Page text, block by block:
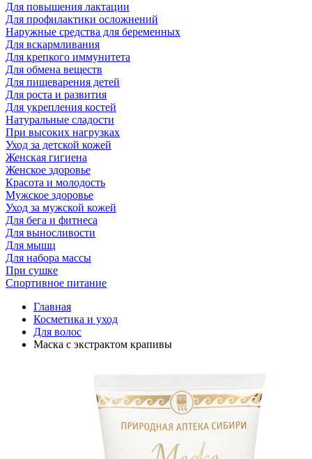
Для повышения лактации
Для профилактики осложнений
Наружные средства для беременных
Для вскармливания
Для крепкого иммунитета
Для обмена веществ
Для пищеварения детей
Для роста и развития
Для укрепления костей
Натуральные сладости
При высоких нагрузках
Уход за детской кожей
Женская гигиена
Женское здоровье
Красота и молодость
Мужское здоровье
Уход за мужской кожей
Для бега и фитнеса
Для выносливости
Для мышц
Для набора массы
При сушке
Спортивное питание
Главная
Косметика и уход
Для волос
Маска с экстрактом крапивы